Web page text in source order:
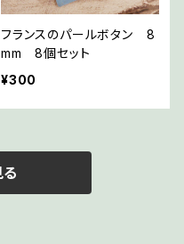
フランスのパールボタン 8
mm 8個セット
¥300
る